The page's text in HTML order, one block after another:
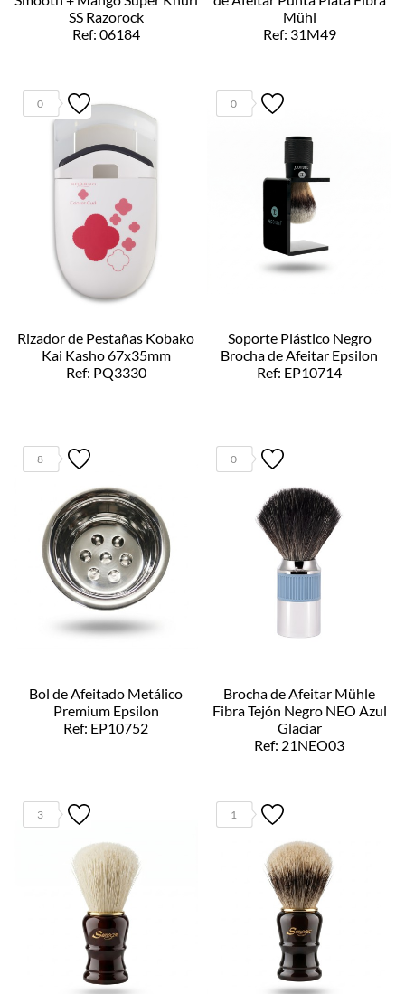
SS Razorock
Ref: 06184
Mühl
Ref: 31M49
0
Rizador de Pestañas Kobako
Kai Kasho 67x35mm
Ref: PQ3330
0
Soporte Plástico Negro
Brocha de Afeitar Epsilon
Ref: EP10714
8
Bol de Afeitado Metálico
Premium Epsilon
Ref: EP10752
0
Brocha de Afeitar Mühle
Fibra Tejón Negro NEO Azul
Glaciar
Ref: 21NEO03
3 1